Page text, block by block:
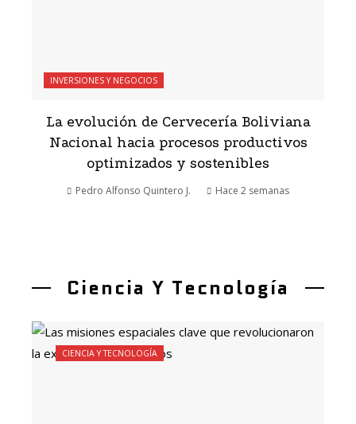
INVERSIONES Y NEGOCIOS
La evolución de Cervecería Boliviana
Nacional hacia procesos productivos
optimizados y sostenibles
Pedro Alfonso Quintero J. Hace 2 semanas
Ciencia Y Tecnología
CIENCIA Y TECNOLOGÍA